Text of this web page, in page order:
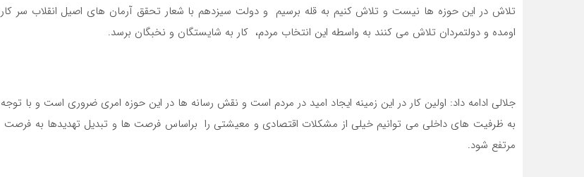
تلاش در این حوزه ها نیست و تلاش کنیم به قله برسیم و دولت سیزدهم با شعار تحقق آرمان های اصیل انقلاب سر کار
اومده و دولتمردان تلاش می کنند به واسطه این انتخاب مردم، کار به شایستگان و نخبگان برسد.
جلالی ادامه داد: اولین کار در این زمینه ایجاد امید در مردم است و نقش رسانه ها در این حوزه امری ضروری است و با توجه
به ظرفیت های داخلی می توانیم خیلی از مشکلات اقتصادی و معیشتی را براساس فرصت ها و تبدیل تهدیدها به فرصت
مرتفع شود.